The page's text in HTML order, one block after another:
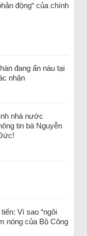
động“ của chính
đang ẩn náu tại
nhận
nhà nước
tin bà Nguyễn
Vì sao “ngôi
nóng của Bộ Công